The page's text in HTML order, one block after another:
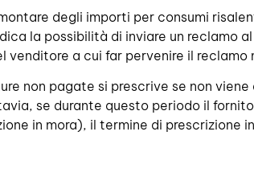
degli importi per consumi
la possibilità di inviare un reclamo
a cui far pervenire il reclamo
non pagate si prescrive se non
se durante questo periodo il
in mora), il termine di prescrizione